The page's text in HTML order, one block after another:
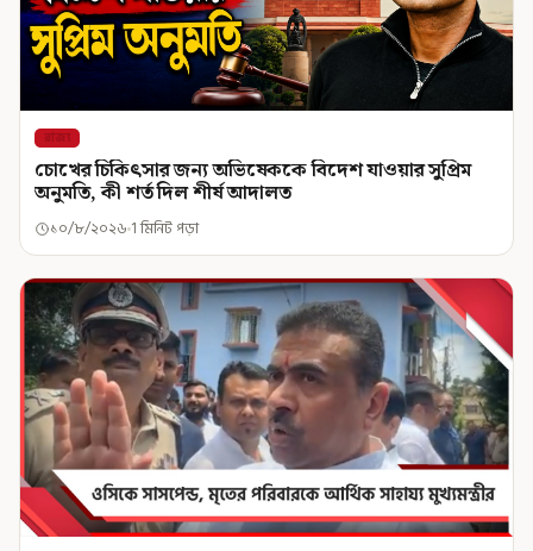
রাজ্য
চোখের চিকিৎসার জন্য অভিষেককে বিদেশ যাওয়ার সুপ্রিম
অনুমতি, কী শর্ত দিল শীর্ষ আদালত
১০/৮/২০২৬ 1 মিনিট পড়া